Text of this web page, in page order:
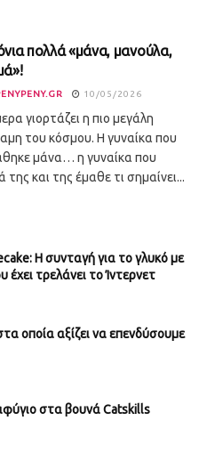
πολλά «μάνα, μανούλα,
10/05/2026
γιορτάζει η πιο μεγάλη
του κόσμου. Η γυναίκα που
μάνα… η γυναίκα που
και της έμαθε τι σημαίνει...
Η συνταγή για το γλυκό με
έχει τρελάνει το Ίντερνετ
οποία αξίζει να επενδύσουμε
στα βουνά Catskills